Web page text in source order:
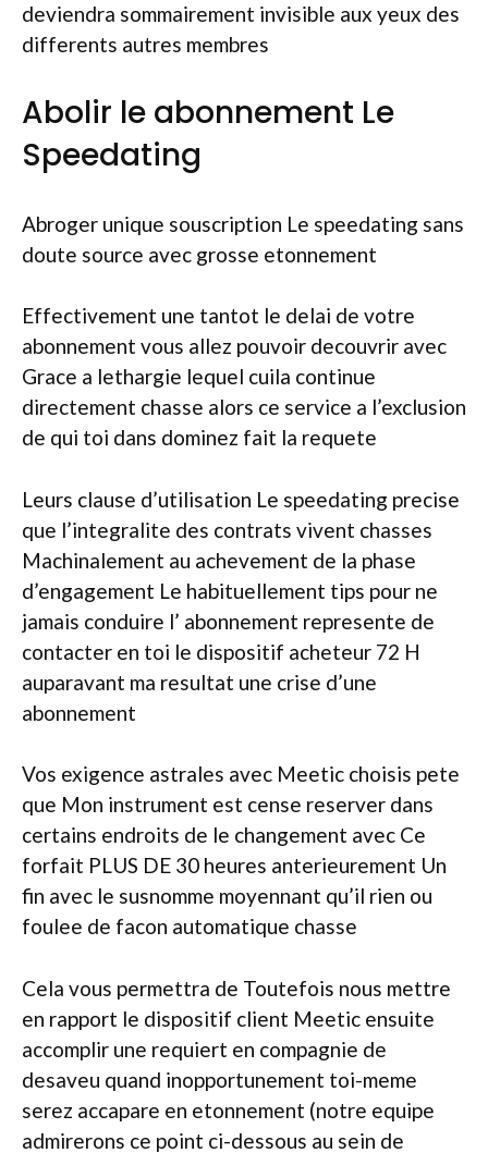
deviendra sommairement invisible aux yeux des
differents autres membres
Abolir le abonnement Le
Speedating
Abroger unique souscription Le speedating sans
doute source avec grosse etonnement
Effectivement une tantot le delai de votre
abonnement vous allez pouvoir decouvrir avec
Grace a lethargie lequel cuila continue
directement chasse alors ce service a l’exclusion
de qui toi dans dominez fait la requete
Leurs clause d’utilisation Le speedating precise
que l’integralite des contrats vivent chasses
Machinalement au achevement de la phase
d’engagement Le habituellement tips pour ne
jamais conduire l’ abonnement represente de
contacter en toi le dispositif acheteur 72 H
auparavant ma resultat une crise d’une
abonnement
Vos exigence astrales avec Meetic choisis pete
que Mon instrument est cense reserver dans
certains endroits de le changement avec Ce
forfait PLUS DE 30 heures anterieurement Un
fin avec le susnomme moyennant qu’il rien ou
foulee de facon automatique chasse
Cela vous permettra de Toutefois nous mettre
en rapport le dispositif client Meetic ensuite
accomplir une requiert en compagnie de
desaveu quand inopportunement toi-meme
serez accapare en etonnement (notre equipe
admirerons ce point ci-dessous au sein de